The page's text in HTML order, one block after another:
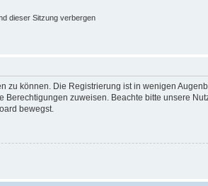
dieser Sitzung verbergen
zu können. Die Registrierung ist in wenigen
zuweisen. Beachte bitte unsere
bewegst.